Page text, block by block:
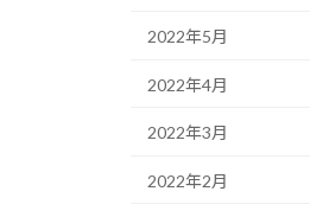
2022年5月
2022年4月
2022年3月
2022年2月